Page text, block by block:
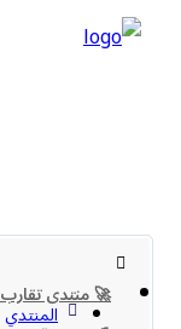
🚀 منتدى تقارب
المنتدي